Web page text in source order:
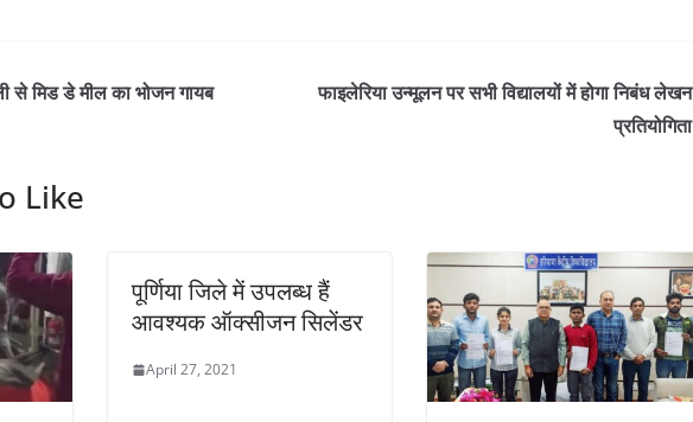
y
k
e
से मिड डे मील का भोजन गायब
फाइलेरिया उन्मूलन पर सभी विद्यालयों में होगा निबंध लेखन
प्रतियोगिता
Like
पूर्णिया जिले में उपलब्ध हैं
आवश्यक ऑक्सीजन सिलेंडर
April 27, 2021